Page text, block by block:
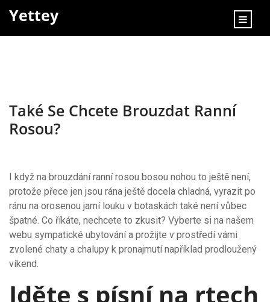
Yettey
Také Se Chcete Brouzdat Ranní
Rosou?
I když na brouzdání ranní rosou bosou nohou to ještě není,
protože přece jen jsou rána ještě docela chladná, vyrazit po
ránu na orosenou jarní louku v botaskách také není vůbec
špatné. Co říkáte, nechcete to zkusit? Vyberte si na našem
webu sympatické ubytování a prožijte v prostředí vámi
zvolené chaty a chalupy k pronajmutínapříklad prodloužený
víkend.
Jděte s písní na rtech